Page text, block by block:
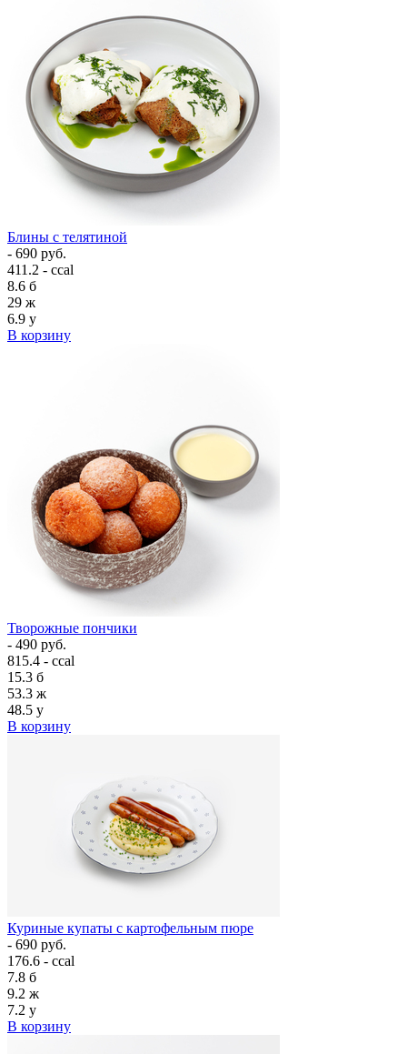
Блины с телятиной
- 690 руб.
411.2 - ccal
8.6 б
29 ж
6.9 у
В корзину
Творожные пончики
- 490 руб.
815.4 - ccal
15.3 б
53.3 ж
48.5 у
В корзину
Куриные купаты с картофельным пюре
- 690 руб.
176.6 - ccal
7.8 б
9.2 ж
7.2 у
В корзину